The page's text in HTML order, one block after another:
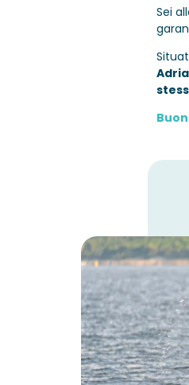
Sei